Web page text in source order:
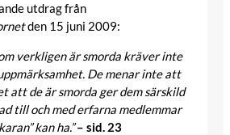
utdrag från
den 15 juni 2009:
verkligen är smorda kräver inte
De menar inte att
att de är smorda ger dem särskild
till och med erfarna medlemmar
kan ha.”– sid. 23